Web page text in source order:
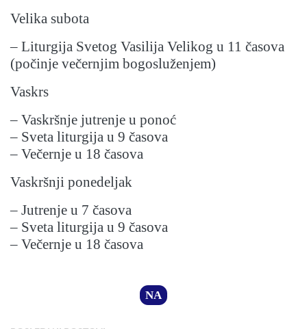
Velika subota
– Liturgija Svetog Vasilija Velikog u 11 časova
(počinje večernjim bogosluženjem)
Vaskrs
– Vaskršnje jutrenje u ponoć
– Sveta liturgija u 9 časova
– Večernje u 18 časova
Vaskršnji ponedeljak
– Jutrenje u 7 časova
– Sveta liturgija u 9 časova
– Večernje u 18 časova
NA